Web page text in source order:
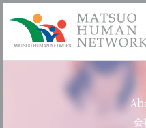
お
会